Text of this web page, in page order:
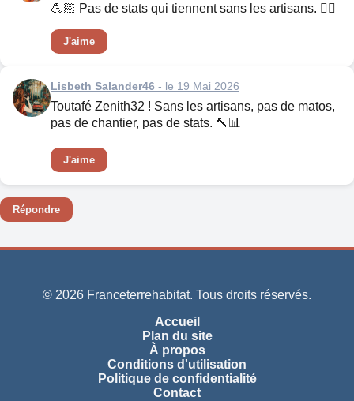
💪🏻 Pas de stats qui tiennent sans les artisans. 👨‍⚖️
J'aime
Lisbeth Salander46 - le 19 Mai 2026
Toutafé Zenith32 ! Sans les artisans, pas de matos,
pas de chantier, pas de stats. 🔨📊
J'aime
Répondre
© 2026 Franceterrehabitat. Tous droits réservés.
Accueil
Plan du site
À propos
Conditions d'utilisation
Politique de confidentialité
Contact